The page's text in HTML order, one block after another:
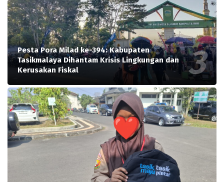
Pesta Pora Milad ke-394: Kabupaten
Tasikmalaya Dihantam Krisis Lingkungan dan
Kerusakan Fiskal